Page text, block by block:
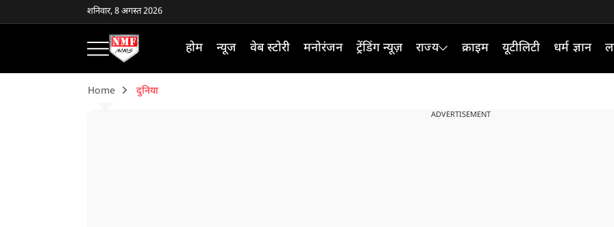
शनिवार, 8 अगस्त 2026
होम न्यूज वेब स्टोरी मनोरंजन ट्रेंडिंग न्यूज़ राज्य क्राइम यूटीलिटी धर्म ज्ञान
Home दुनिया
ADVERTISEMENT